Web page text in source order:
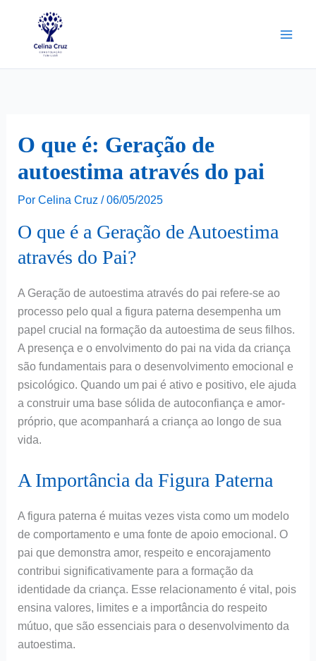
O que é: Geração de
autoestima através do pai
Por Celina Cruz / 06/05/2025
O que é a Geração de Autoestima
através do Pai?
A Geração de autoestima através do pai refere-se ao
processo pelo qual a figura paterna desempenha um
papel crucial na formação da autoestima de seus filhos.
A presença e o envolvimento do pai na vida da criança
são fundamentais para o desenvolvimento emocional e
psicológico. Quando um pai é ativo e positivo, ele ajuda
a construir uma base sólida de autoconfiança e amor-
próprio, que acompanhará a criança ao longo de sua
vida.
A Importância da Figura Paterna
A figura paterna é muitas vezes vista como um modelo
de comportamento e uma fonte de apoio emocional. O
pai que demonstra amor, respeito e encorajamento
contribui significativamente para a formação da
identidade da criança. Esse relacionamento é vital, pois
ensina valores, limites e a importância do respeito
mútuo, que são essenciais para o desenvolvimento da
autoestima.